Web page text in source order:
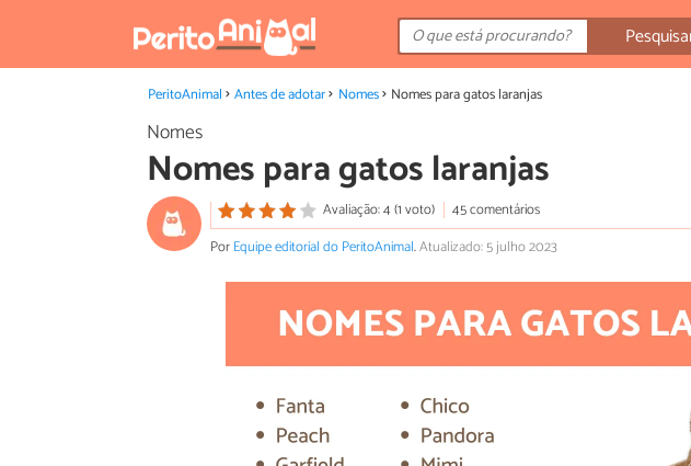
PeritoAnimal Antes de adotar Nomes Nomes para gatos laranjas
Nomes
Nomes para gatos laranjas
Avaliação: 4 (1 voto)
45 comentários
PorEquipe editorial do PeritoAnimal.Atualizado: 5 julho 2023